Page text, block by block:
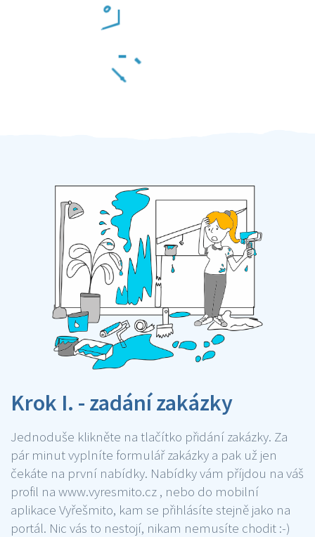
Krok I. - zadání zakázky
Jednoduše klikněte na tlačítko přidání zakázky. Za
pár minut vyplníte formulář zakázky a pak už jen
čekáte na první nabídky. Nabídky vám příjdou na váš
profil na www.vyresmito.cz , nebo do mobilní
aplikace Vyřešmito, kam se přihlásíte stejně jako na
portál. Nic vás to nestojí, nikam nemusíte chodit :-)